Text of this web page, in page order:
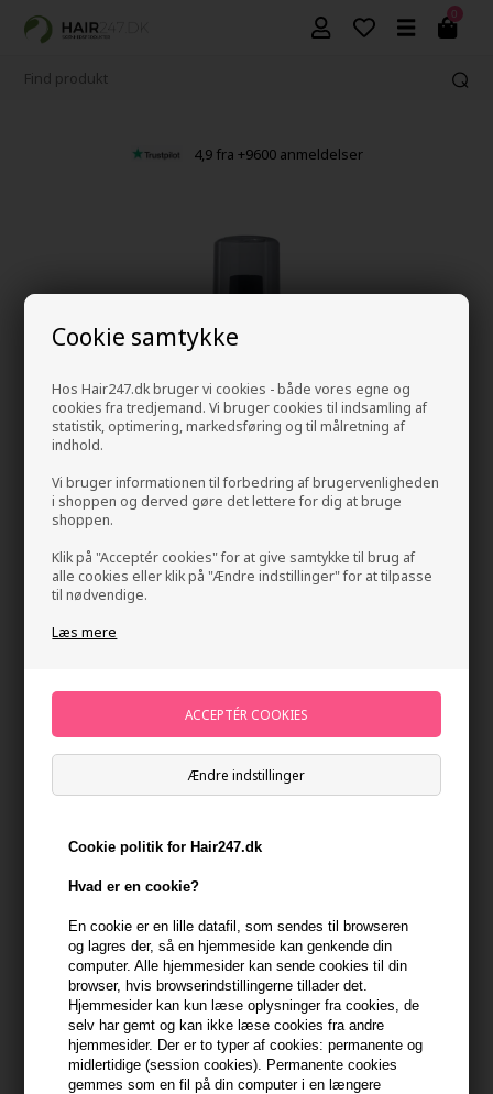
Cookie samtykke
Hos Hair247.dk bruger vi cookies - både vores egne og
cookies fra tredjemand. Vi bruger cookies til indsamling af
statistik, optimering, markedsføring og til målretning af
indhold.
Vi bruger informationen til forbedring af brugervenligheden
i shoppen og derved gøre det lettere for dig at bruge
shoppen.
Klik på "Acceptér cookies" for at give samtykke til brug af
alle cookies eller klik på "Ændre indstillinger" for at tilpasse
til nødvendige.
Læs mere
Ændre indstillinger
Cookie politik for Hair247.dk
Hvad er en cookie?
En cookie er en lille datafil, som sendes til browseren
og lagres der, så en hjemmeside kan genkende din
computer. Alle hjemmesider kan sende cookies til din
browser, hvis browserindstillingerne tillader det.
Hjemmesider kan kun læse oplysninger fra cookies, de
selv har gemt og kan ikke læse cookies fra andre
hjemmesider. Der er to typer af cookies: permanente og
midlertidige (session cookies). Permanente cookies
gemmes som en fil på din computer i en længere
0
4,9 fra +9600 anmeldelser
Color Wow Cult Favorite Firm + Flexible Hairspray
250ml
199,00DKK
På lager- Leveringstid 1-2 dage
Du får 10 DKK til dit næste køb når du køber denne vare -
min konto
399,10 DKK FRA GRATIS FRAGT 399.1 DKK